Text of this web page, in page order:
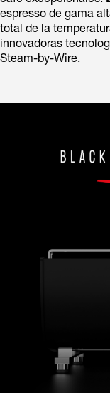
espresso de gama
total de la
innovadoras
Steam-by-Wire.